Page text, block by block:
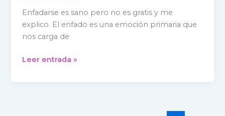
Enfadarse es sano pero no es gratis y me
explico. El enfado es una emoción primaria que
nos carga de
pero
no
gratis
Leer entrada »